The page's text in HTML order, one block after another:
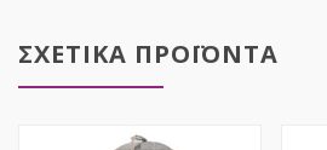
ΣΧΕΤΙΚΑ ΠΡΟΪΟΝΤΑ